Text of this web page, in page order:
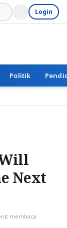
Login
Politik
Next
membaca